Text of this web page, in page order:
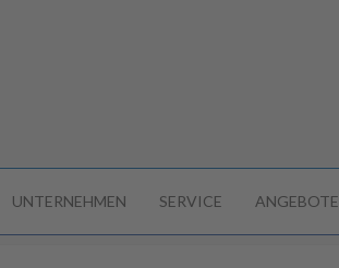
UNTERNEHMEN SERVICE ANGEBOTE